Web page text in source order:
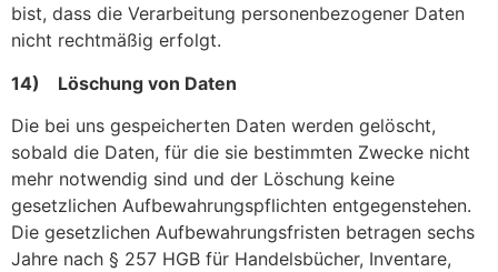
bist, dass die Verarbeitung personenbezogener Daten
nicht rechtmäßig erfolgt.
14) Löschung von Daten
Die bei uns gespeicherten Daten werden gelöscht,
sobald die Daten, für die sie bestimmten Zwecke nicht
mehr notwendig sind und der Löschung keine
gesetzlichen Aufbewahrungspflichten entgegenstehen.
Die gesetzlichen Aufbewahrungsfristen betragen sechs
Jahre nach § 257 HGB für Handelsbücher, Inventare,